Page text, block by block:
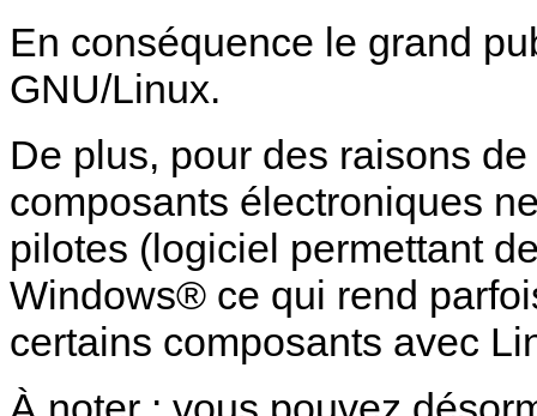
En conséquence le grand
GNU/Linux.
De plus, pour des raisons
composants électroniques
pilotes (logiciel permettant
Windows® ce qui rend
certains composants avec